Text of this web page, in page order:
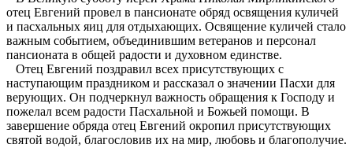
отец Евгений провел в пансионате обряд освящения куличей
и пасхальных яиц для отдыхающих. Освящение куличей стало
важным событием, объединившим ветеранов и персонал
пансионата в общей радости и духовном единстве.
Отец Евгений поздравил всех присутствующих с
наступающим праздником и рассказал о значении Пасхи для
верующих. Он подчеркнул важность обращения к Господу и
пожелал всем радости Пасхальной и Божьей помощи. В
завершение обряда отец Евгений окропил присутствующих
святой водой, благословив их на мир, любовь и благополучие.